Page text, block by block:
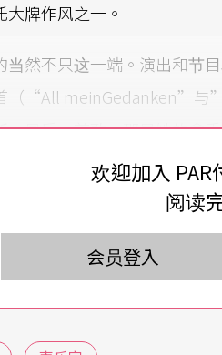
牌作风之一。
当然不只这一端。演出和节
（“All meinGedanken”与
，最后一首歌﹙那是她的拿
首歌她的伴奏都把谱子摆在
然还是歌唱本身。我观察到
来陈义较高的声乐家们。大
手。其实国家音乐厅的放大
大都会歌剧院是夹带小蜜蜂上
欢迎加入
阅读
会员登入